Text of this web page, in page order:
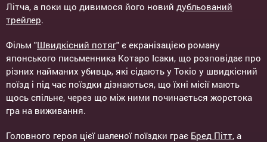
Літча, а поки що дивимося його новий дубльований
трейлер.
Фільм "Швидкісний потяг" є екранізацією роману
японського письменника Котаро Ісаки, що розповідає про
різних найманих убивць, які сідають у Токіо у швидкісний
поїзд і під час поїздки дізнаються, що їхні місії мають
щось спільне, через що між ними починається жорстока
гра на виживання.
Головного героя цієї шаленої поїздки грає Бред Пітт, а